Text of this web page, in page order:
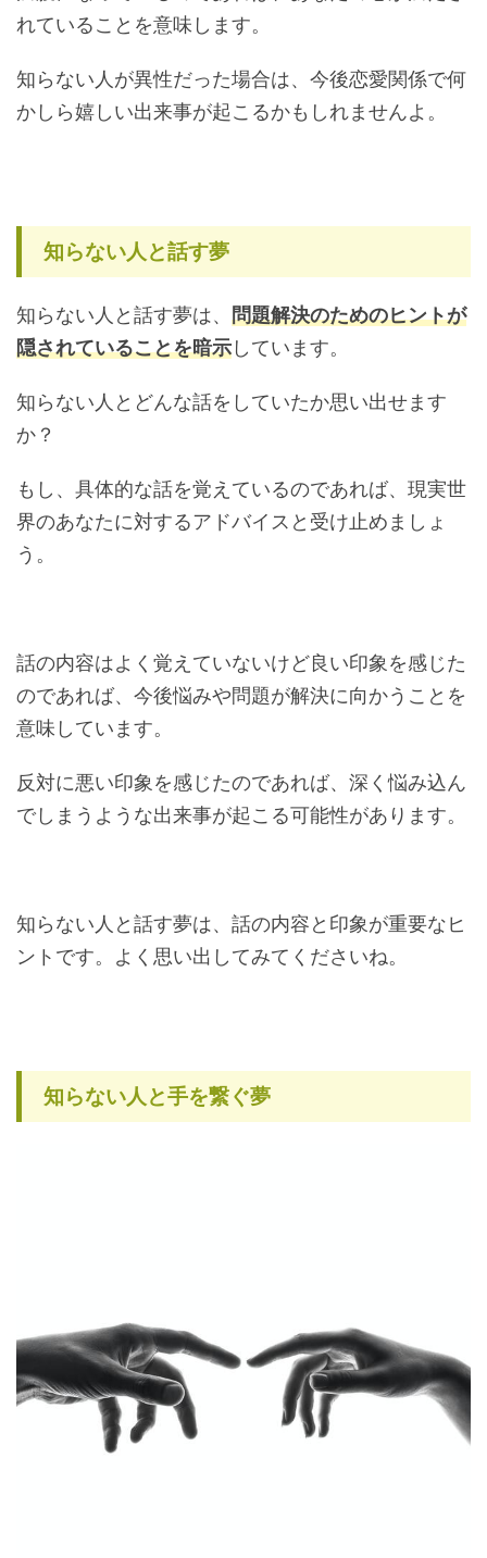
れていることを意味します。
知らない人が異性だった場合は、今後恋愛関係で何
かしら嬉しい出来事が起こるかもしれませんよ。
知らない人と話す夢
知らない人と話す夢は、 問題解決のためのヒントが
隠されていることを暗示しています。
知らない人とどんな話をしていたか思い出せます
か？
もし、具体的な話を覚えているのであれば、現実世
界のあなたに対するアドバイスと受け止めましょ
う。
話の内容はよく覚えていないけど良い印象を感じた
のであれば、今後悩みや問題が解決に向かうことを
意味しています。
反対に悪い印象を感じたのであれば、深く悩み込ん
でしまうような出来事が起こる可能性があります。
知らない人と話す夢は、話の内容と印象が重要なヒ
ントです。よく思い出してみてくださいね。
知らない人と手を繋ぐ夢